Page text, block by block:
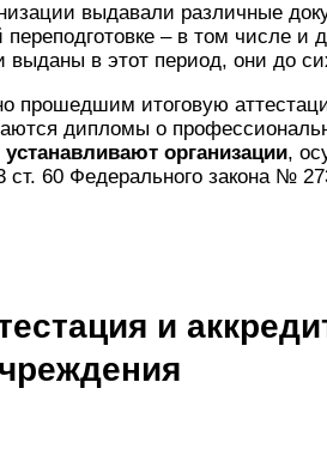
выдавали различные
– в том числе и
выданы в этот период, они до
прошедшим итоговую
дипломы о
организации,
ст. 60 Федерального закона №
и